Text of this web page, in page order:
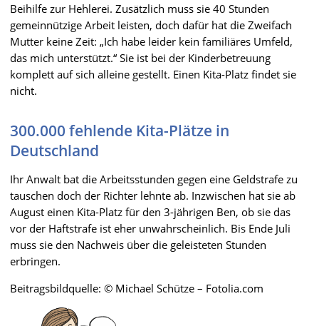
Beihilfe zur Hehlerei. Zusätzlich muss sie 40 Stunden
gemeinnützige Arbeit leisten, doch dafür hat die Zweifach
Mutter keine Zeit: „Ich habe leider kein familiäres Umfeld,
das mich unterstützt.“ Sie ist bei der Kinderbetreuung
komplett auf sich alleine gestellt. Einen Kita-Platz findet sie
nicht.
300.000 fehlende Kita-Plätze in
Deutschland
Ihr Anwalt bat die Arbeitsstunden gegen eine Geldstrafe zu
tauschen doch der Richter lehnte ab. Inzwischen hat sie ab
August einen Kita-Platz für den 3-jährigen Ben, ob sie das
vor der Haftstrafe ist eher unwahrscheinlich. Bis Ende Juli
muss sie den Nachweis über die geleisteten Stunden
erbringen.
Beitragsbildquelle: © Michael Schütze – Fotolia.com